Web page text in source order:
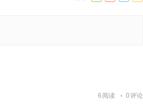
6 阅读 0评论